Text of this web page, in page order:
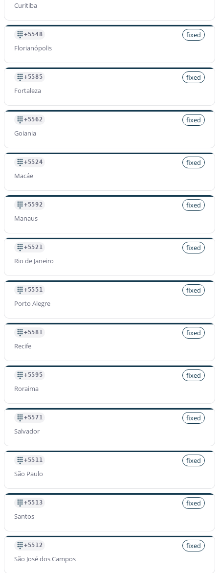
Curitiba
+5548
fixed
Florianópolis
+5585
fixed
Fortaleza
+5562
fixed
Goiania
+5524
fixed
Macáe
+5592
fixed
Manaus
+5521
fixed
Rio de Janeiro
+5551
fixed
Porto Alegre
+5581
fixed
Recife
+5595
fixed
Roraima
+5571
fixed
Salvador
+5511
fixed
São Paulo
+5513
fixed
Santos
+5512
fixed
São José dos Campos